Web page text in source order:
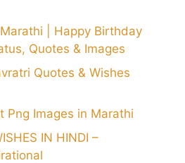
| Happy Birthday
Quotes & Images
Quotes & Wishes
Png Images in Marathi
IN HINDI –